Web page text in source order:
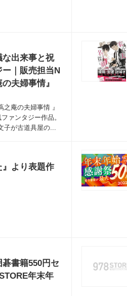
出来事と祝
｜販売担当N
夫婦事情』
庵の夫婦事情 』
ァンタジー作品。
子が古道具屋の...
』より表題作
碁書籍550円セ
年末年